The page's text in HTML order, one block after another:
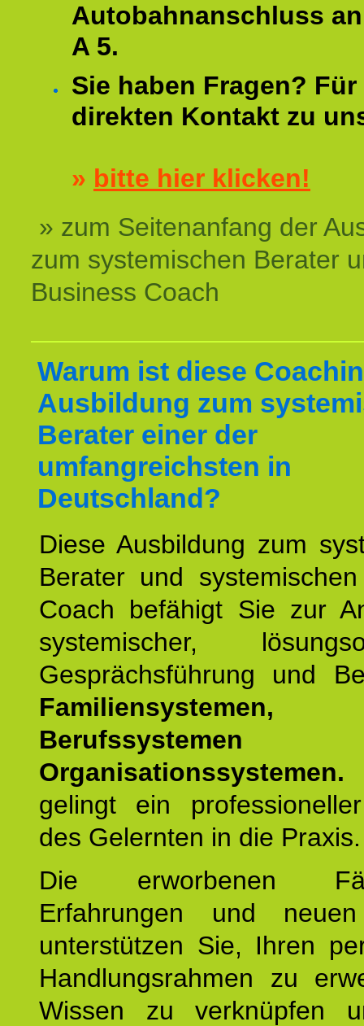
Autobahnanschluss
A 5.
Sie haben Fragen?
direkten Kontakt zu
» bitte hier klicken!
» zum Seitenanfang der
zum systemischen Berater
Business Coach
Warum ist diese
Ausbildung zum
Berater einer der
umfangreichsten in
Deutschland?
Diese Ausbildung zum
Berater und
Coach befähigt Sie zur
systemischer,
Gesprächsführung und
Familiensystemen,
Organisationssystemen.
gelingt ein
des Gelernten in die Praxis.
Die erworbenen
Erfahrungen und
unterstützen Sie, Ihren
Handlungsrahmen zu
Wissen zu verknüpfen